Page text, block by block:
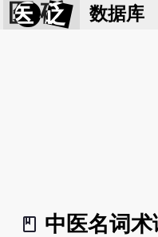
医 砭 数据库
book_2
中医名词